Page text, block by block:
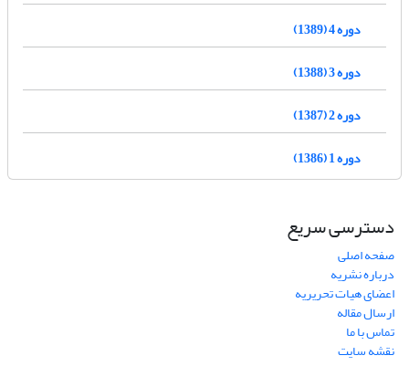
دوره 4 (1389)
دوره 3 (1388)
دوره 2 (1387)
دوره 1 (1386)
دسترسی سریع
صفحه اصلی
درباره نشریه
اعضای هیات تحریریه
ارسال مقاله
تماس با ما
نقشه سایت